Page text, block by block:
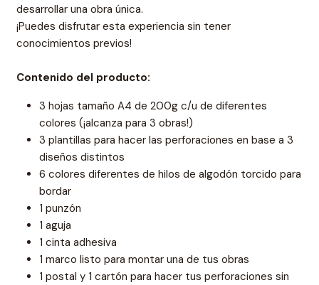
desarrollar una obra única.
¡Puedes disfrutar esta experiencia sin tener
conocimientos previos!
Contenido del producto:
3 hojas tamaño A4 de 200g c/u de diferentes
colores (¡alcanza para 3 obras!)
3 plantillas para hacer las perforaciones en base a 3
diseños distintos
6 colores diferentes de hilos de algodón torcido para
bordar
1 punzón
1 aguja
1 cinta adhesiva
1 marco listo para montar una de tus obras
1 postal y 1 cartón para hacer tus perforaciones sin